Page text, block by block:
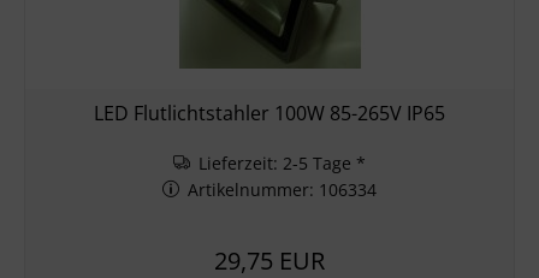
LED Flutlichtstahler 100W 85-265V IP65
Lieferzeit: 2-5 Tage *
Artikelnummer: 106334
29,75 EUR